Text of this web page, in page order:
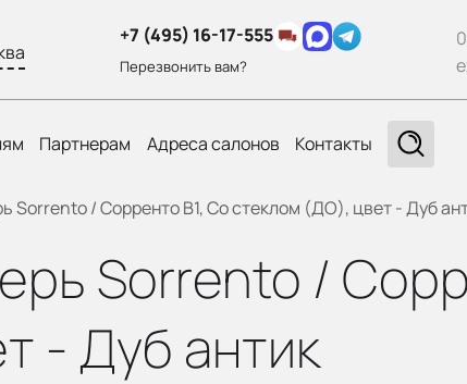
+7 (495) 16-17-555
Перезвонить вам?
Партнерам Адреса салонов Контакты
Sorrento / Сорренто В1, Со стеклом (ДО), цвет - Дуб
Sorrento /
- Дуб антик